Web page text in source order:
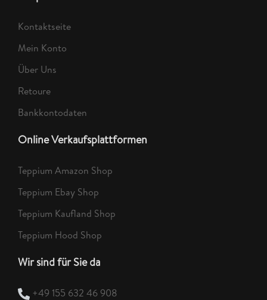
Kontaktseite
Mein Konto
Über Uns
Retoure
Bankkontodaten
Online Verkaufsplattformen
Teppium Amazon Shop
Teppium Ebay Shop
Teppium Kaufland Shop
Teppium Hood Shop
Wir sind für Sie da
+49 155 632 46 908